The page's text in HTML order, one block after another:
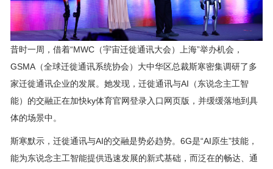
昔时一周，借着“MWC（宇宙迁徙通讯大会）上海”举办机会，
GSMA（全球迁徙通讯系统协会）大中华区总裁斯寒密集调研了多
家迁徙通讯企业的发展。她发现，迁徙通讯与AI（东说念主工智
能）的交融正在加快ky体育官网登录入口网页版，并缓缓落地到具
体的场景中。
斯寒默示，迁徙通讯与AI的交融是势必趋势。6G是“AI原生”技能，
能为东说念主工智能提供迅速发展的新式基础，而泛在的畅达、通